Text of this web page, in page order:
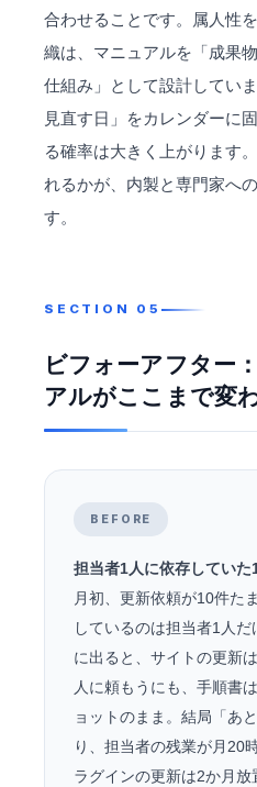
合わせることです。属人性
織は、マニュアルを「成果
仕組み」として設計してい
見直す日」をカレンダーに
る確率は大きく上がります
れるかが、内製と専門家へ
す。
ビフォーアフター
アルがここまで変
BEFORE
担当者1人に依存していた
月初、更新依頼が10件た
しているのは担当者1人
に出ると、サイトの更新
人に頼もうにも、手順書
ョットのまま。結局「あ
り、担当者の残業が月20
ラグインの更新は2か月放